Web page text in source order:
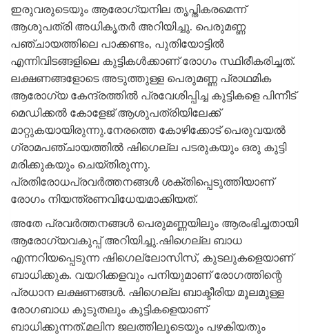
ഇരുവരുടെയും ആരോഗ്യനില തൃപ്തികരമെന്ന്
ആശുപത്രി അധികൃതര്‍ അറിയിച്ചു. പെരുമണ്ണ
പഞ്ചായത്തിലെ പാക്കണ്ടം, പുതിയോട്ടില്‍
എന്നിവിടങ്ങളിലെ കുട്ടികള്‍ക്കാണ് രോഗം സ്ഥിരീകരിച്ചത്.
ലക്ഷണങ്ങളോടെ അടുത്തുള്ള പെരുമണ്ണ പ്രാഥമിക
ആരോഗ്യ കേന്ദ്രത്തില്‍ പ്രവേശിപ്പിച്ച കുട്ടികളെ പിന്നീട്
മെഡിക്കല്‍ കോളേജ് ആശുപത്രിയിലേക്ക്
മാറ്റുകയായിരുന്നു.നേരത്തെ കോഴിക്കോട് പെരുവയല്‍
ഗ്രാമപഞ്ചായത്തില്‍ ഷിഗെല്ല പടരുകയും ഒരു കുട്ടി
മരിക്കുകയും ചെയ്തിരുന്നു.
പ്രതിരോധപ്രവര്‍ത്തനങ്ങള്‍ ശക്തിപ്പെടുത്തിയാണ്
രോഗം നിയന്ത്രണവിധേയമാക്കിയത്.
അതേ പ്രവര്‍ത്തനങ്ങള്‍ പെരുമണ്ണയിലും ആരംഭിച്ചതായി
ആരോഗ്യവകുപ്പ് അറിയിച്ചു.ഷിഗെല്ല ബാധ
എന്നറിയപ്പെടുന്ന ഷിഗെല്ലോസിസ്, കുടലുകളെയാണ്
ബാധിക്കുക. വയറിക്കളവും പനിയുമാണ് രോഗത്തിന്റെ
പ്രധാന ലക്ഷണങ്ങള്‍. ഷിഗെല്ല ബാക്ടീരിയ മൂലമുള്ള
രോഗബാധ കൂടുതലും കുട്ടികളെയാണ്
ബാധിക്കുന്നത്.മലിന ജലത്തിലൂടെയും പഴകിയതും